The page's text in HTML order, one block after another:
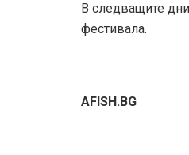
В следващите
фестивала.
AFISH.BG